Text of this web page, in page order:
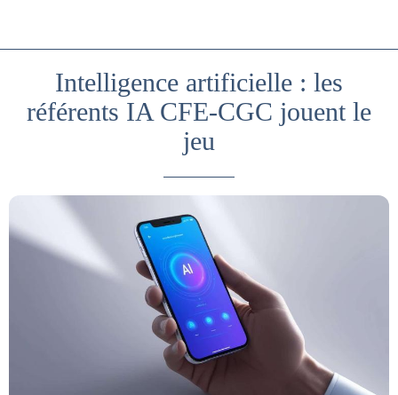
Intelligence artificielle : les
référents IA CFE-CGC jouent le
jeu